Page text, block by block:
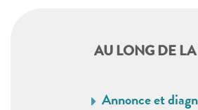
AU LONG DE
Annonce et